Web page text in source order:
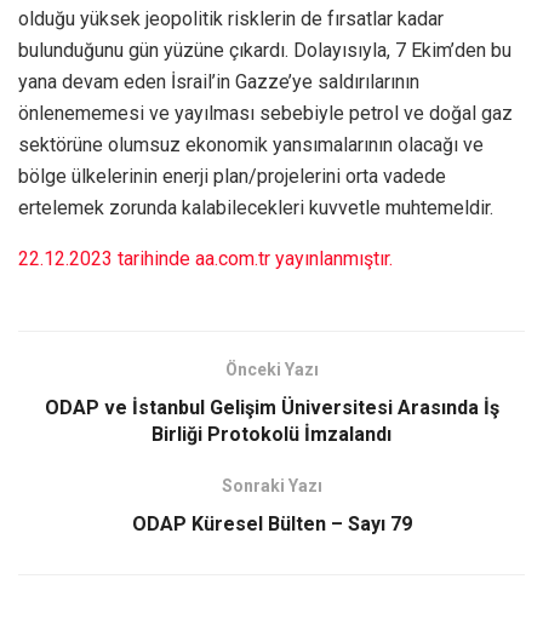
olduğu yüksek jeopolitik risklerin de fırsatlar kadar
bulunduğunu gün yüzüne çıkardı. Dolayısıyla, 7 Ekim’den bu
yana devam eden İsrail’in Gazze’ye saldırılarının
önlenememesi ve yayılması sebebiyle petrol ve doğal gaz
sektörüne olumsuz ekonomik yansımalarının olacağı ve
bölge ülkelerinin enerji plan/projelerini orta vadede
ertelemek zorunda kalabilecekleri kuvvetle muhtemeldir.
22.12.2023 tarihinde aa.com.tr yayınlanmıştır.
Önceki Yazı
ODAP ve İstanbul Gelişim Üniversitesi Arasında İş
Birliği Protokolü İmzalandı
Sonraki Yazı
ODAP Küresel Bülten – Sayı 79